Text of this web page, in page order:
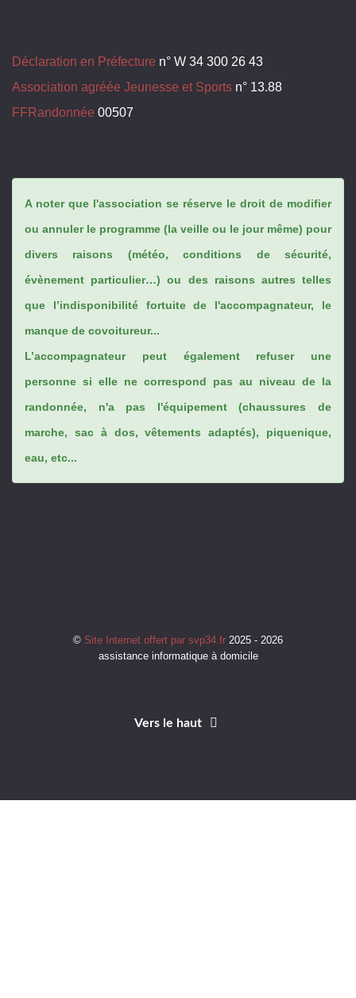
Déclaration en Préfecture n° W 34 300 26 43
Association agréée Jeunesse et Sports n° 13.88
FFRandonnée 00507
A noter que l'association se réserve le droit de modifier
ou annuler le programme (la veille ou le jour même) pour
divers raisons (météo, conditions de sécurité,
évènement particulier…) ou des raisons autres telles
que l’indisponibilité fortuite de l'accompagnateur, le
manque de covoitureur...
L’accompagnateur peut également refuser une
personne si elle ne correspond pas au niveau de la
randonnée, n'a pas l'équipement (chaussures de
marche, sac à dos, vêtements adaptés), piquenique,
eau, etc...
© Site Internet offert par svp34.fr 2025 - 2026
assistance informatique à domicile
Vers le haut